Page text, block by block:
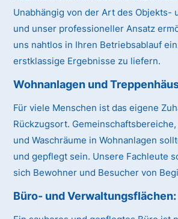
Unabhängig von der Art des Objekts-
und unser professioneller Ansatz
uns nahtlos in Ihren Betriebsablauf
erstklassige Ergebnisse zu liefern.
Wohnanlagen und
Für viele Menschen ist das eigene
Rückzugsort.
und Waschräume in Wohnanlagen
und gepflegt sein. Unsere Fachleute
sich Bewohner und Besucher von
Büro- und Verwaltungsflächen: